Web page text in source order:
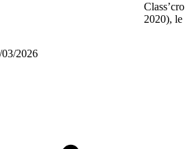
2020), le
2026